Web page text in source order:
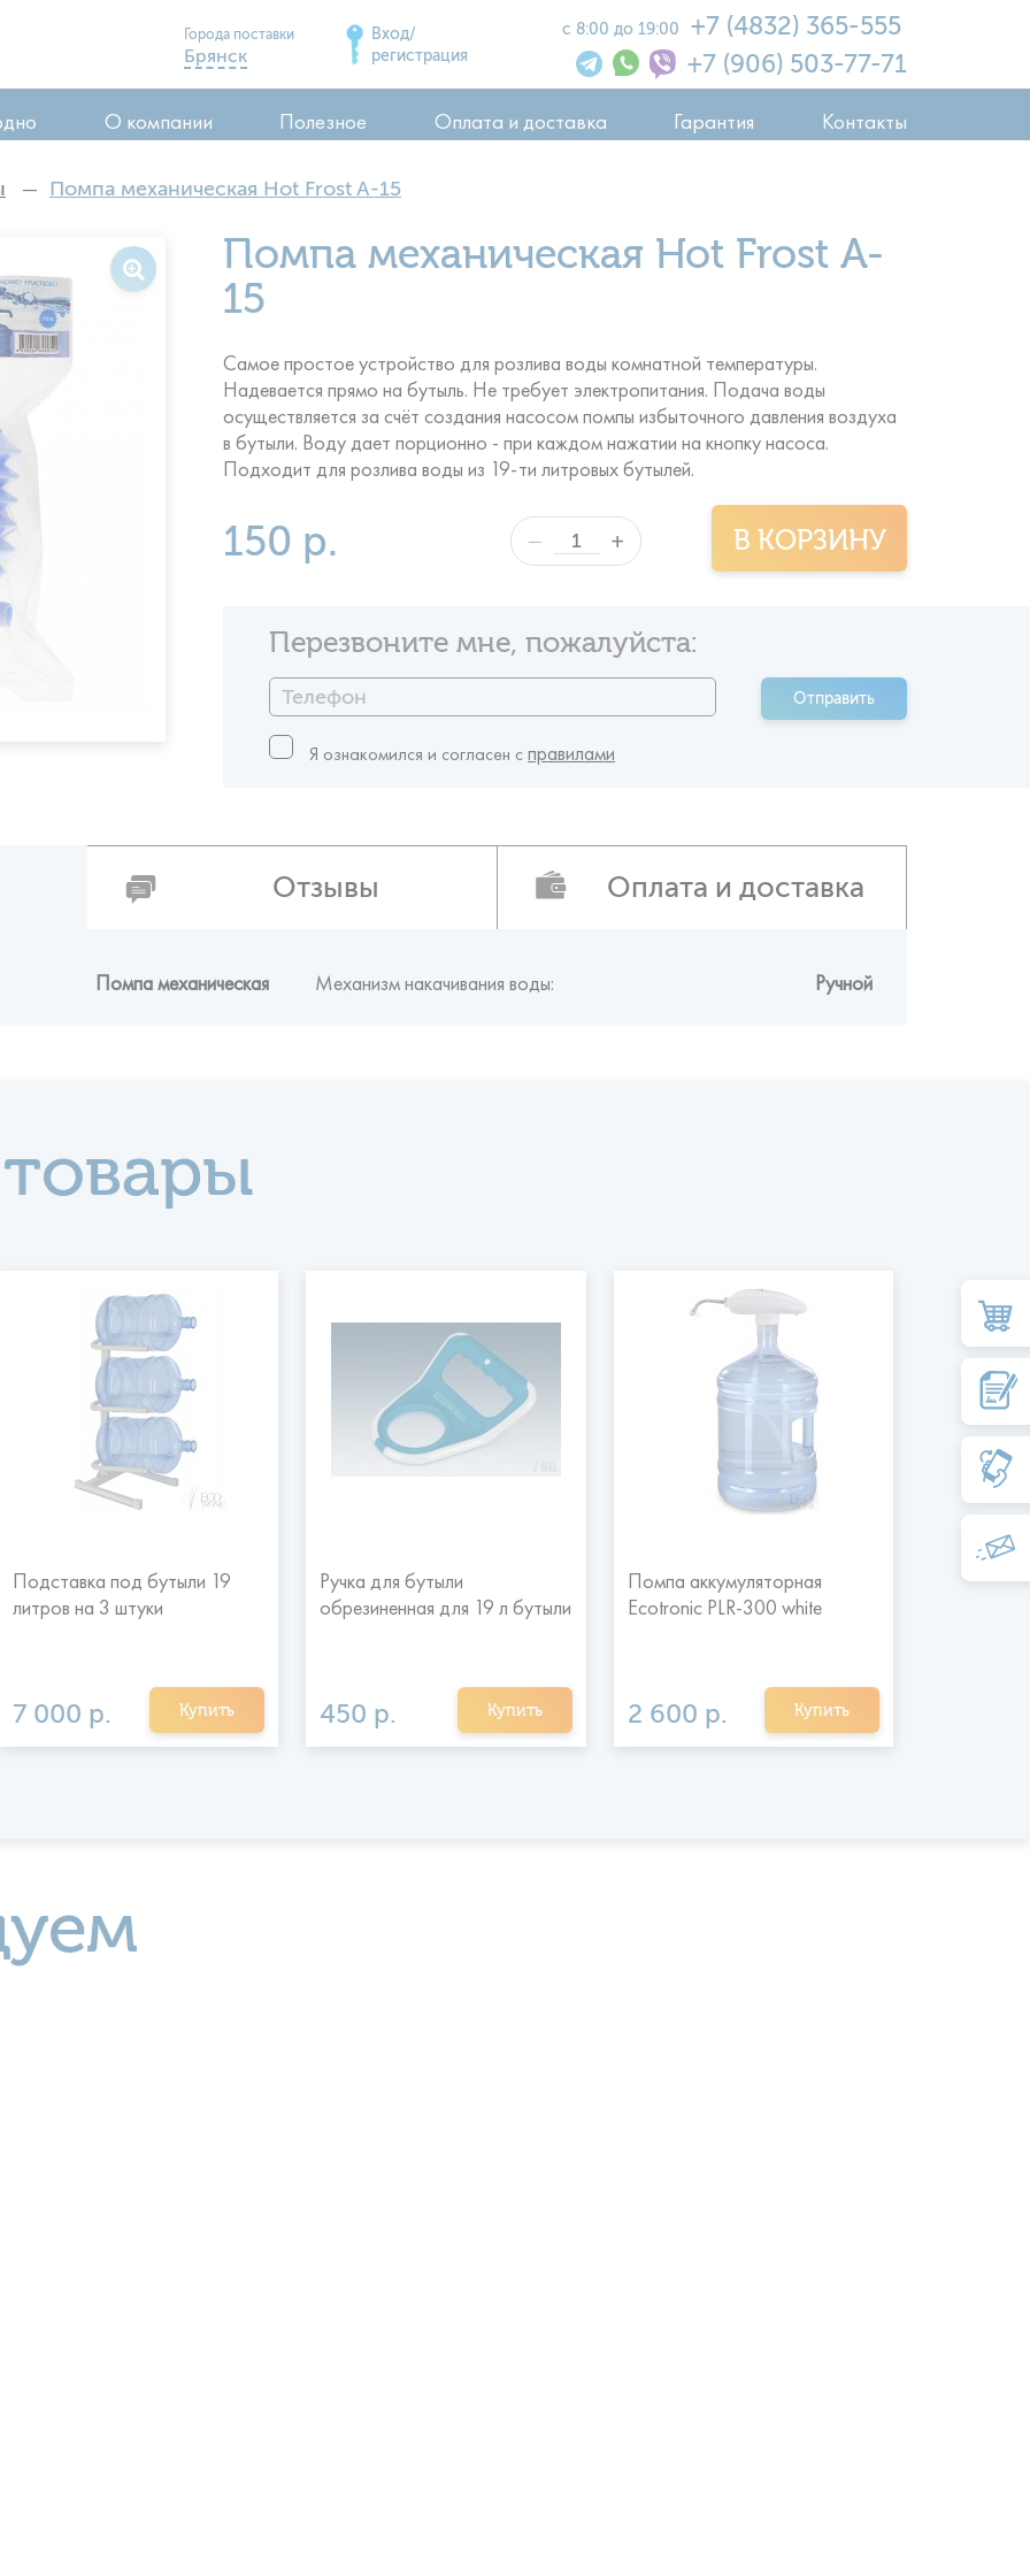
Города поставки
Брянск
Сельцо
Почеп
Клинцы
Вход/
регистрация
с 8:00 до 19:00
+7 (4832) 365-555
+7 (906) 503-77-71
О компании Полезное Оплата и доставка Гарантия Контакты
Помпа механическая Hot Frost A-15
Помпа механическая Hot Frost A-
15
Самое простое устройство для розлива воды комнатной температуры.
Надевается прямо на бутыль. Не требует электропитания. Подача воды
осуществляется за счёт создания насосом помпы избыточного давления воздуха
в бутыли. Воду дает порционно - при каждом нажатии на кнопку насоса.
Подходит для розлива воды из 19-ти литровых бутылей.
150 р. В КОРЗИНУ
— +
Перезвоните мне, пожалуйста:
Отправить
Я ознакомился и согласен c
Отзывы Оплата и доставка
Помпа механическая Механизм накачивания воды: Ручной
Подставка под бутыли 19
литров на 3 штуки
7 000 р. Купить
Ручка для бутыли
обрезиненная для 19 л бутыли
450 р. Купить
Помпа аккумуляторная
Ecotronic PLR-300 white
2 600 р. Купить